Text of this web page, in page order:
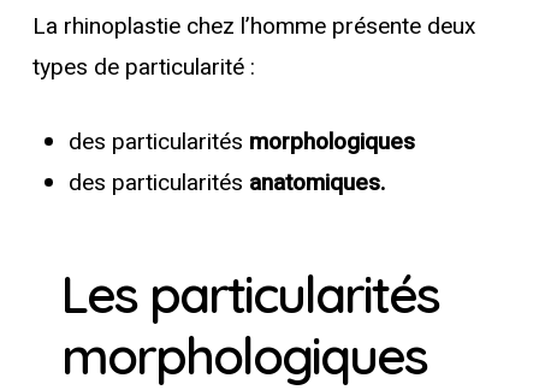
La rhinoplastie chez l’homme présente deux
types de particularité :
des particularités morphologiques
des particularités anatomiques.
Les particularités
morphologiques